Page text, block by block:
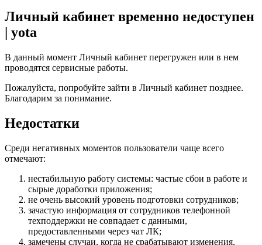
Личный кабинет временно недоступен
| yota
В данный момент Личный кабинет перегружен или в нем
проводятся сервисные работы.
Пожалуйста, попробуйте зайти в Личный кабинет позднее.
Благодарим за понимание.
Недостатки
Среди негативных моментов пользователи чаще всего
отмечают:
нестабильную работу системы: частые сбои в работе и
сырые доработки приложения;
не очень высокий уровень подготовки сотрудников;
зачастую информация от сотрудников телефонной
техподдержки не совпадает с данными,
предоставленными через чат ЛК;
замечены случаи, когда не срабатывают изменения,